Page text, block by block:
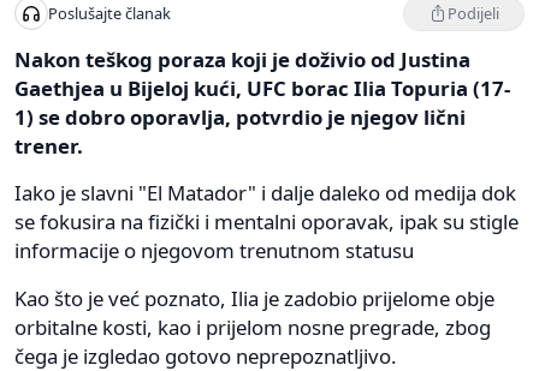
Poslušajte članak Podijeli
Nakon teškog poraza koji je doživio od Justina
Gaethjea u Bijeloj kući, UFC borac Ilia Topuria (17-
1) se dobro oporavlja, potvrdio je njegov lični
trener.
Iako je slavni "El Matador" i dalje daleko od medija dok
se fokusira na fizički i mentalni oporavak, ipak su stigle
informacije o njegovom trenutnom statusu
Kao što je već poznato, Ilia je zadobio prijelome obje
orbitalne kosti, kao i prijelom nosne pregrade, zbog
čega je izgledao gotovo neprepoznatljivo.